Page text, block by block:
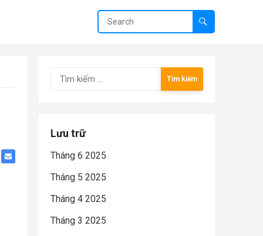
Tìm
kiếm
Lưu trữ
Tháng 6 2025
Tháng 5 2025
Tháng 4 2025
Tháng 3 2025